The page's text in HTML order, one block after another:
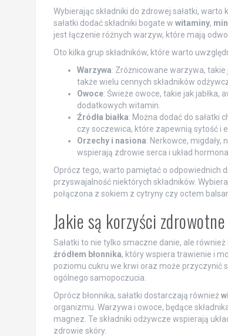
Wybierając składniki do zdrowej sałatki,
sałatki dodać składniki bogate w witaminy,
jest łączenie różnych warzyw, które mają
Oto kilka grup składników, które warto
Warzywa: Zróżnicowane warzywa,
także wielu cennych składników
Owoce: Świeże owoce, takie jak jabłka,
dodatkowych witamin.
Źródła białka: Można dodać do sałatki
czy soczewica, które zapewnią sytość i
Orzechy i nasiona: Nerkowce, migdały,
wspierają zdrowie serca i układ
Oprócz tego, warto pamiętać o odpowiednich
przyswajalność niektórych składników.
połączona z sokiem z cytryny czy octem
Jakie są korzyści
Sałatki to nie tylko smaczne danie, ale
źródłem błonnika, który wspiera trawienie i
poziomu cukru we krwi oraz może przyczynić
ogólnego samopoczucia.
Oprócz błonnika, sałatki dostarczają również
organizmu. Warzywa i owoce, będące
magnez. Te składniki odżywcze wspierają
zdrowie skóry.